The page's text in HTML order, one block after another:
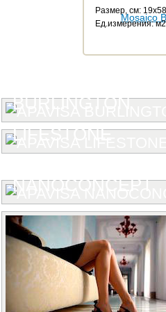
Размер, см: 19x58
Ед.измерения: м2
BURLINGTON
LIFESTONE
NANOCONCEPT